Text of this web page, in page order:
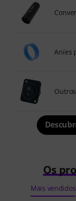
Aníes
Os
Mais vendidos